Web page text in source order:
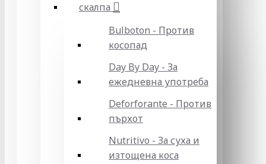
скалпа
Bulboton - Против
косопад
Day By Day - За
ежедневна употреба
Deforforante - Против
пърхот
Nutritivo - За суха и
изтощена коса